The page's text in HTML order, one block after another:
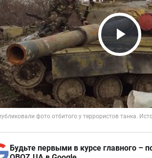
Play
Будьте первыми в курсе главного –